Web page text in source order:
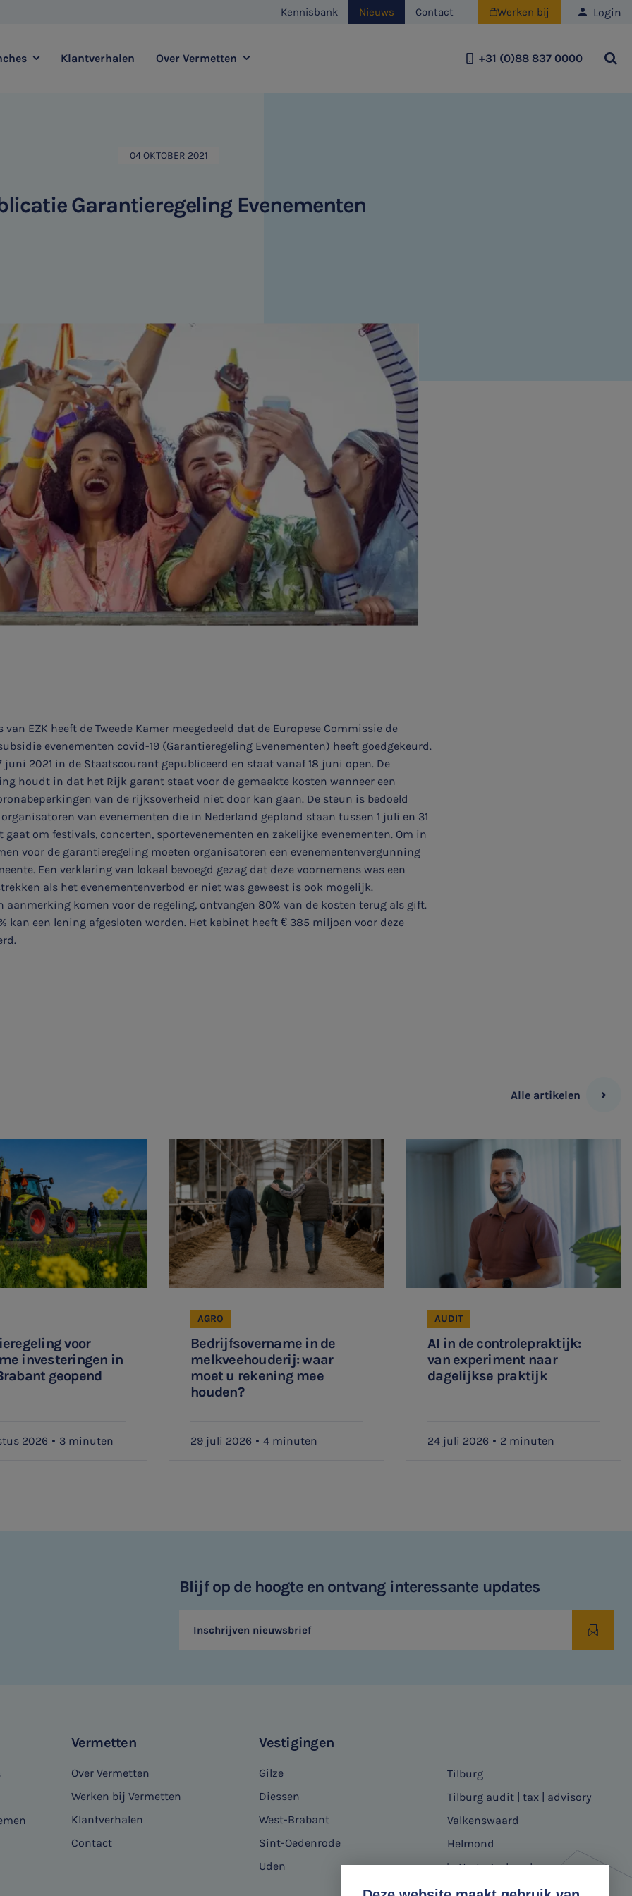
Kennisbank Nieuws Contact Werken bij Login
Klantverhalen Over Vermetten +31 (0)88 837 0000 
Aanmelden
04 OKTOBER 2021
Garantieregeling Evenementen
van EZK heeft de Tweede Kamer meegedeeld dat de Europese Commissie de
evenementen covid-19 (Garantieregeling Evenementen) heeft goedgekeurd.
juni 2021 in de Staatscourant gepubliceerd en staat vanaf 18 juni open. De
houdt in dat het Rijk garant staat voor de gemaakte kosten wanneer een
van de rijksoverheid niet door kan gaan. De steun is bedoeld
van evenementen die in Nederland gepland staan tussen 1 juli en 31
gaat om festivals, concerten, sportevenementen en zakelijke evenementen. Om in
voor de garantieregeling moeten organisatoren een evenementenvergunning
Een verklaring van lokaal bevoegd gezag dat deze voornemens was een
als het evenementenverbod er niet was geweest is ook mogelijk.
aanmerking komen voor de regeling, ontvangen 80% van de kosten terug als gift.
kan een lening afgesloten worden. Het kabinet heeft € 385 miljoen voor deze
Alle artikelen
voor
investeringen in
geopend
2026 3 minuten
Bedrijfsovername in de
melkveehouderij: waar
moet u rekening mee
houden?
AGRO
29 juli 2026 4 minuten
AI in de controlepraktijk:
van experiment naar
dagelijkse praktijk
AUDIT
24 juli 2026 2 minuten
Blijf op de hoogte en ontvang interessante updates
Inschrijven nieuwsbrief
Vermetten
Over Vermetten
Werken bij Vermetten
Klantverhalen
Contact
Vestigingen
Gilze
Diessen
West-Brabant
Sint-Oedenrode
Uden
Tilburg
Tilburg audit | tax | advisory
Valkenswaard
Helmond
's-Hertogenbosch